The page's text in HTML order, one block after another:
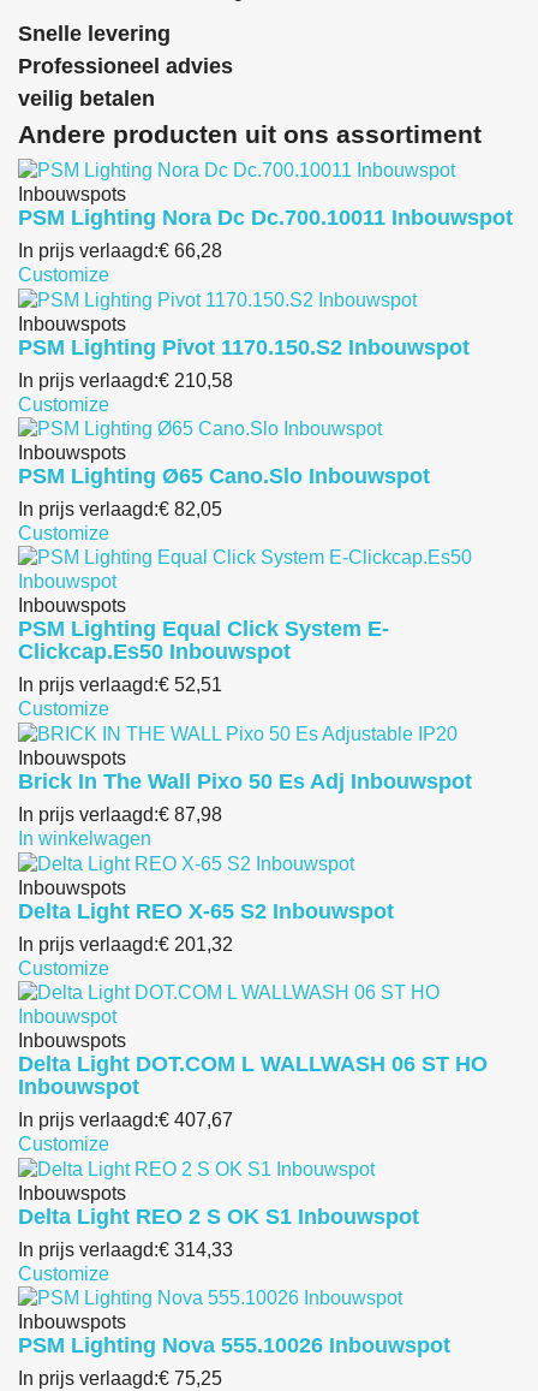
Snelle levering
Professioneel advies
veilig betalen
Andere producten uit ons assortiment
Inbouwspots
PSM Lighting Nora Dc Dc.700.10011 Inbouwspot
In prijs verlaagd:€ 66,28
Customize
Inbouwspots
PSM Lighting Pivot 1170.150.S2 Inbouwspot
In prijs verlaagd:€ 210,58
Customize
Inbouwspots
PSM Lighting Ø65 Cano.Slo Inbouwspot
In prijs verlaagd:€ 82,05
Customize
Inbouwspots
PSM Lighting Equal Click System E-
Clickcap.Es50 Inbouwspot
In prijs verlaagd:€ 52,51
Customize
Inbouwspots
Brick In The Wall Pixo 50 Es Adj Inbouwspot
In prijs verlaagd:€ 87,98
In winkelwagen
Inbouwspots
Delta Light REO X-65 S2 Inbouwspot
In prijs verlaagd:€ 201,32
Customize
Inbouwspots
Delta Light DOT.COM L WALLWASH 06 ST HO
Inbouwspot
In prijs verlaagd:€ 407,67
Customize
Inbouwspots
Delta Light REO 2 S OK S1 Inbouwspot
In prijs verlaagd:€ 314,33
Customize
Inbouwspots
PSM Lighting Nova 555.10026 Inbouwspot
In prijs verlaagd:€ 75,25